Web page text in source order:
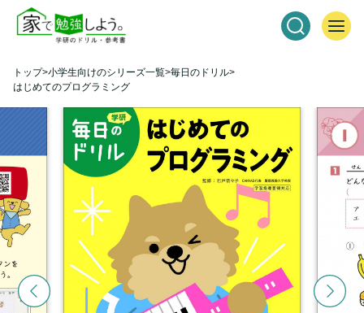
トップ 小学生向けのシリーズ一覧 毎日のドリル
はじめてのプログラミング